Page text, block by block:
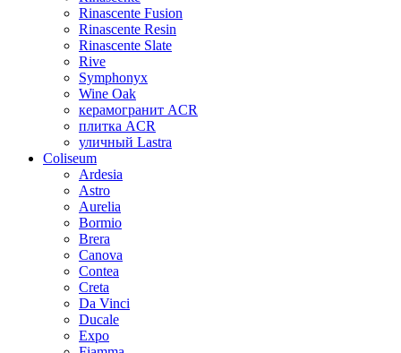
Rinascente Fusion
Rinascente Resin
Rinascente Slate
Rive
Symphonyx
Wine Oak
керамогранит ACR
плитка ACR
уличный Lastra
Coliseum
Ardesia
Astro
Aurelia
Bormio
Brera
Canova
Contea
Creta
Da Vinci
Ducale
Expo